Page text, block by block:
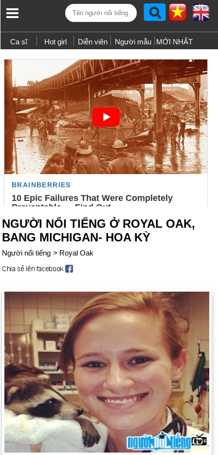
Ca sĩ Hot girl Diễn viên Người mẫu MỚI NHẤT
NGƯỜI NỔI TIẾNG Ở ROYAL OAK,
BANG MICHIGAN- HOA KỲ
Người nổi tiếng > Royal Oak